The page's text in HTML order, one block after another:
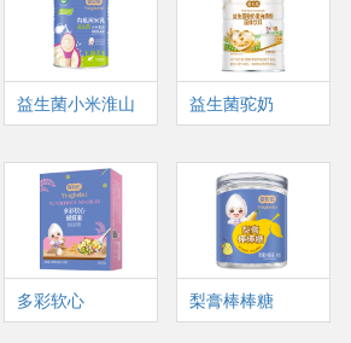
益生菌小米淮山 益生菌驼奶
多彩软心 梨膏棒棒糖